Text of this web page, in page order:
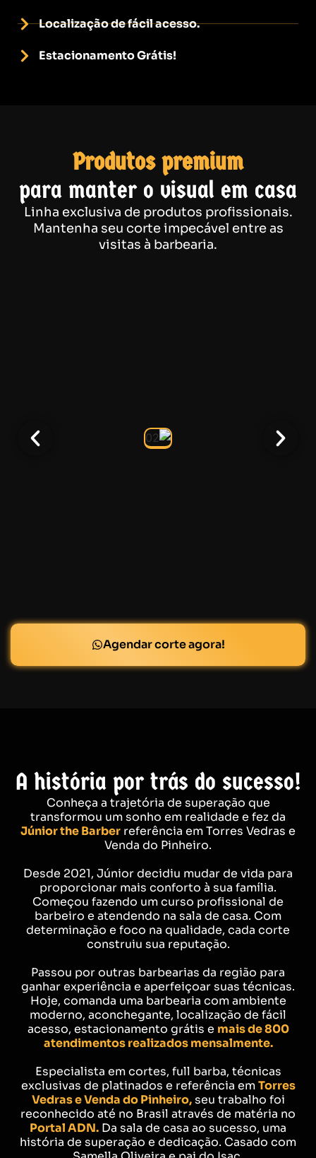
Localização de fácil acesso.
Estacionamento Grátis!
Produtos premium
para manter o visual em casa
Linha exclusiva de produtos profissionais.
Mantenha seu corte impecável entre as
visitas à barbearia.
Agendar corte agora!
A história por trás do sucesso!
Conheça a trajetória de superação que
transformou um sonho em realidade e fez da
Júnior the Barber referência em Torres Vedras e
Venda do Pinheiro.
Desde 2021, Júnior decidiu mudar de vida para
proporcionar mais conforto à sua família.
Começou fazendo um curso profissional de
barbeiro e atendendo na sala de casa. Com
determinação e foco na qualidade, cada corte
construiu sua reputação.
Passou por outras barbearias da região para
ganhar experiência e aperfeiçoar suas técnicas.
Hoje, comanda uma barbearia com ambiente
moderno, aconchegante, localização de fácil
acesso, estacionamento grátis e mais de 800
atendimentos realizados mensalmente.
Especialista em cortes, full barba, técnicas
exclusivas de platinados e referência emTorres
Vedras e Venda do Pinheiro,seu trabalho foi
reconhecido até no Brasil através de matéria no
Portal ADN. Da sala de casa ao sucesso, uma
história de superação e dedicação. Casado com